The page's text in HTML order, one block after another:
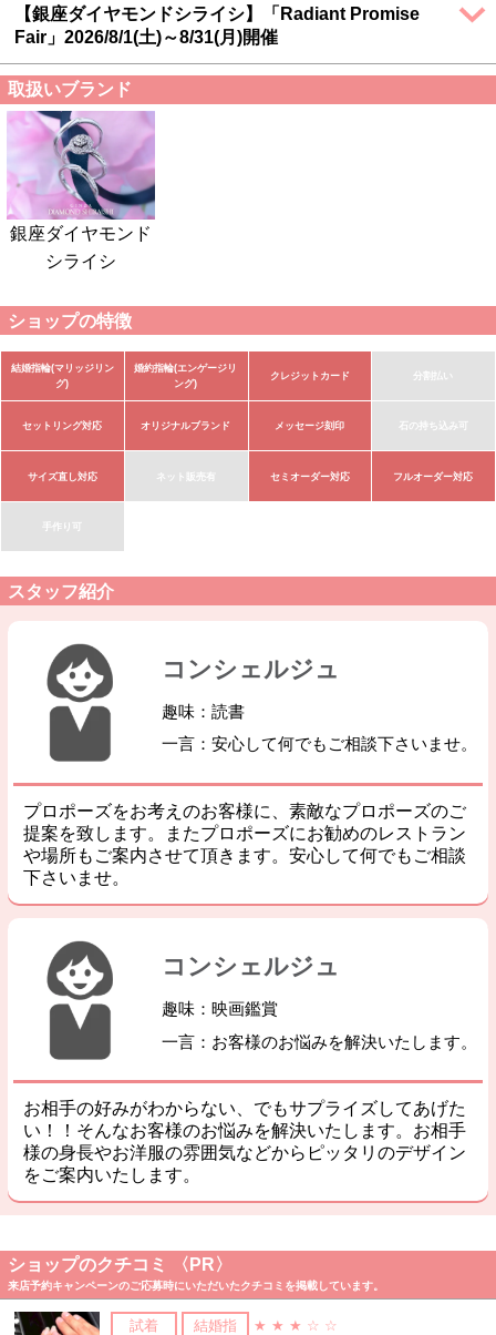
【銀座ダイヤモンドシライシ】「Radiant Promise
Fair」2026/8/1(土)～8/31(月)開催
取扱いブランド
銀座ダイヤモンド
シライシ
ショップの特徴
結婚指輪(マリッジリン
グ)
婚約指輪(エンゲージリ
ング)
クレジットカード 分割払い
セットリング対応 オリジナルブランド メッセージ刻印 石の持ち込み可
サイズ直し対応 ネット販売有 セミオーダー対応 フルオーダー対応
手作り可
スタッフ紹介
コンシェルジュ
趣味：読書
一言：安心して何でもご相談下さいませ。
プロポーズをお考えのお客様に、素敵なプロポーズのご
提案を致します。またプロポーズにお勧めのレストラン
や場所もご案内させて頂きます。安心して何でもご相談
下さいませ。
コンシェルジュ
趣味：映画鑑賞
一言：お客様のお悩みを解決いたします。
お相手の好みがわからない、でもサプライズしてあげた
い！！そんなお客様のお悩みを解決いたします。お相手
様の身長やお洋服の雰囲気などからピッタリのデザイン
をご案内いたします。
ショップのクチコミ 〈PR〉
来店予約キャンペーンのご応募時にいただいたクチコミを掲載しています。
試着
結婚指
★ ★ ★ ☆ ☆